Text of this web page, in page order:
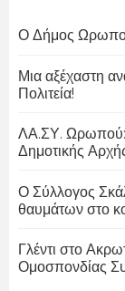
Ο Δήμος
Μια αξέχαστη
Πολιτεία!
ΛΑ.ΣΥ. Ωρωπού:
Δημοτικής
Ο Σύλλογος
θαυμάτων στο
Γλέντι στο
Ομοσπονδίας